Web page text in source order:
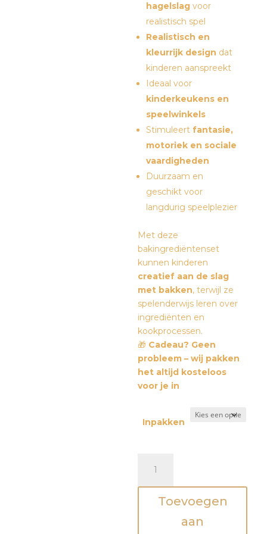
hagelslag voor
realistisch spel
Realistisch en
kleurrijk design dat
kinderen aanspreekt
Ideaal voor
kinderkeukens en
speelwinkels
Stimuleertfantasie,
motoriek en sociale
vaardigheden
Duurzaam en
geschikt voor
langdurig speelplezier
Met deze
bakingrediëntenset
kunnen kinderen
creatief aan de slag
met bakken, terwijl ze
spelenderwijs leren over
ingrediënten en
kookprocessen.
🎁 Cadeau? Geen
probleem – wij pakken
het altijd kosteloos
voor je in
Inpakken
Bakingrediëntenset
aantal
Toevoegen
aan